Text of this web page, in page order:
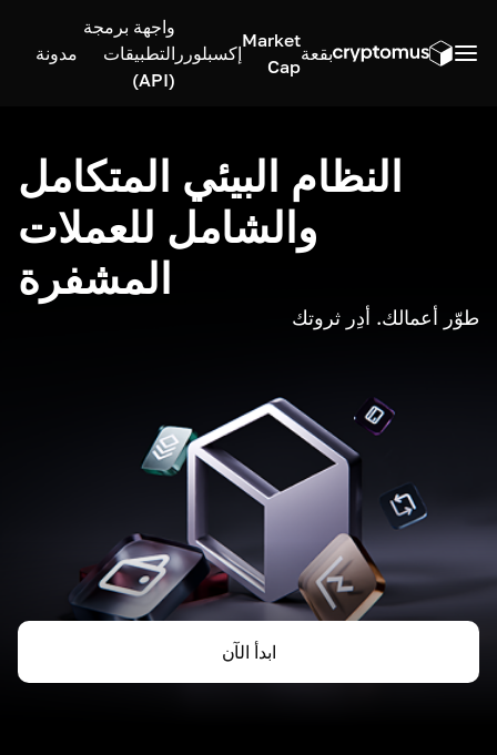
بقعة
Market
Cap
إكسبلورر
واجهة برمجة
التطبيقات
(API)
مدونة
النظام البيئي المتكامل
والشامل للعملات
المشفرة
طوّر أعمالك. أدِر ثروتك
ابدأ الآن